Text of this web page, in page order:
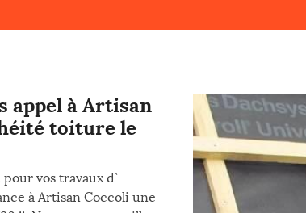
appel à Artisan
toiture le
pour vos travaux d`
à Artisan Coccoli une